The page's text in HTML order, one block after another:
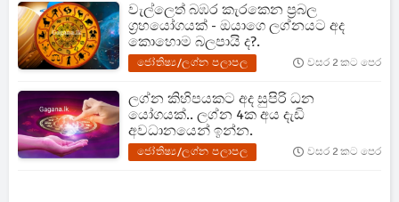
වැල්ලෙත් බඹර කැරකෙන ප්‍රබල
ග්‍රහයෝගයක් - ඔයාගෙ ලග්නයට අද
කොහොම බලපායි ද?.
ජෝතිෂ්‍ය/ලග්න පලාපල වසර 2 කට පෙර
ලග්න කිහිපයකට අද සුපිරි ධන
යෝගයක්.. ලග්න 4ක අය දැඩි
අවධානයෙන් ඉන්න.
ජෝතිෂ්‍ය/ලග්න පලාපල වසර 2 කට පෙර